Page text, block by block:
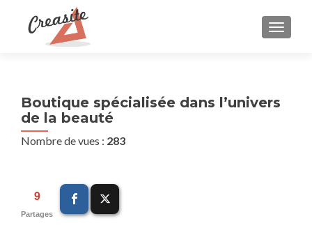
Boutique spécialisée dans l’univers
de la beauté
Nombre de vues : 283
9
Partages